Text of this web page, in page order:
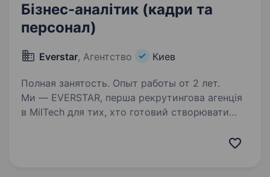
Бізнес-аналітик (кадри та
персонал)
Everstar, Агентство Киев
Полная занятость. Опыт работы от 2 лет.
Ми — EVERSTAR, перша рекрутингова агенція
в MilTech для тих, хто готовий створювати